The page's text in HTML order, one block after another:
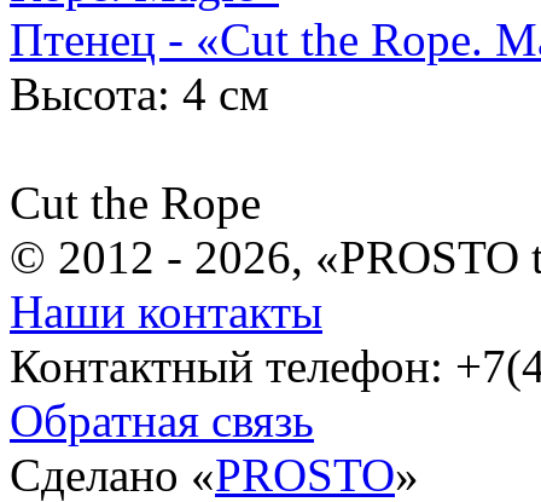
Птенец - «Cut the Rope.
Высота: 4 см
Cut the Rope
© 2012 - 2026, «PROSTO
Наши контакты
Контактный телефон:
Обратная связь
Сделано «PROSTO»